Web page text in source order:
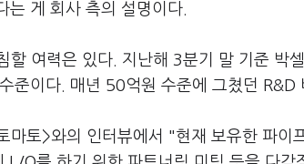
게 회사 측의 설명이다.
할 여력은 있다. 지난해 3분기 말 기준 박
준이다. 매년 50억원 수준에 그쳤던 R&D
마토>와의 인터뷰에서 "현재 보유한 파이